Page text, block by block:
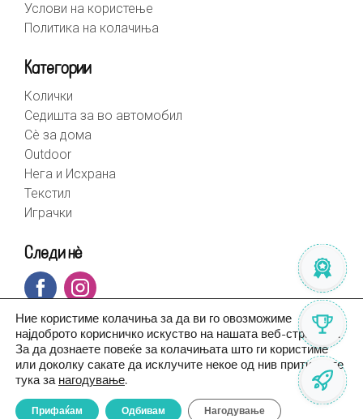
Услови на користење
Политика на колачиња
Категории
Колички
Седишта за во автомобил
Сè за дома
Outdoor
Нега и Исхрана
Текстил
Играчки
Следи нè
Ние користиме колачиња за да ви го овозможиме
најдоброто корисничко искуство на нашата веб-страница.
За да дознаете повеќе за колачињата што ги користиме
или доколку сакате да исклучите некое од нив притиснете
тука за нагодување.
Прифаќам Одбивам Нагодување